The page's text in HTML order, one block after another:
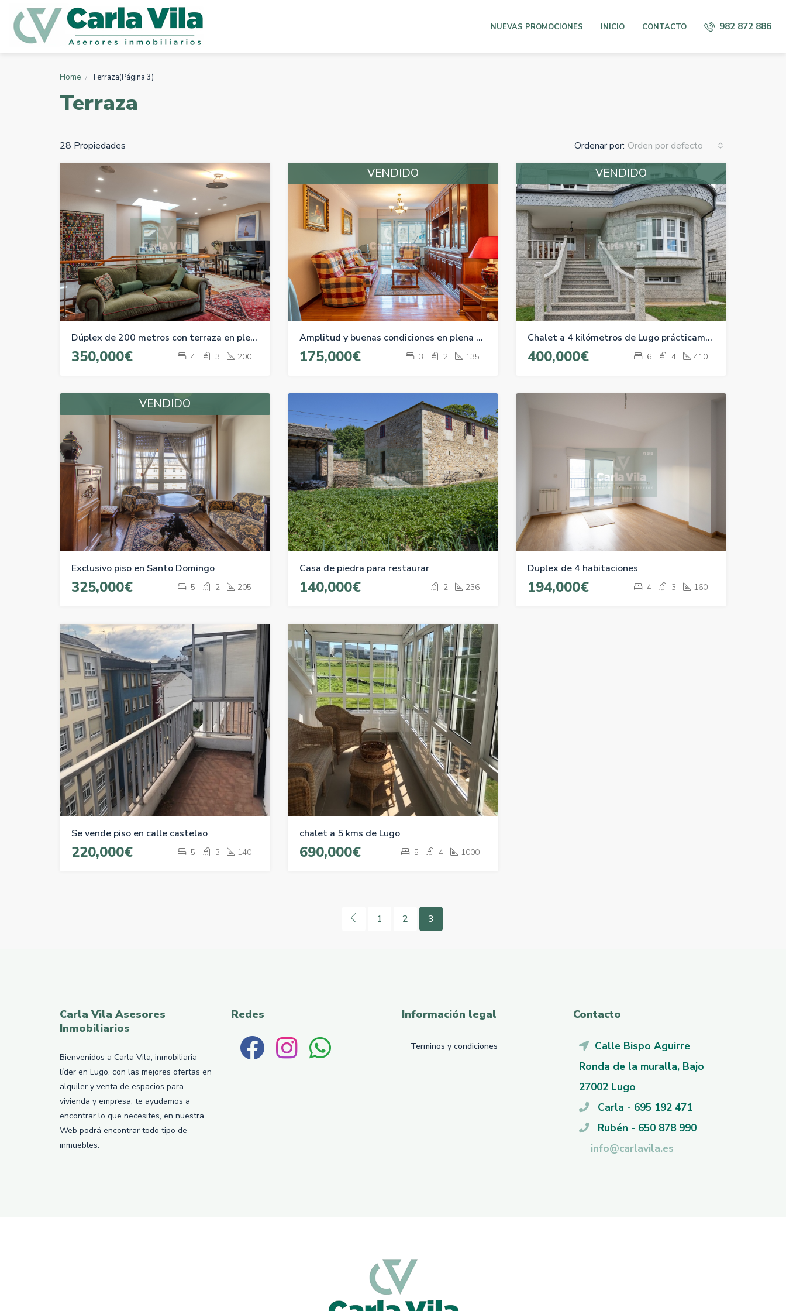
NUEVAS PROMOCIONES INICIO CONTACTO 982 872 886
Home Terraza(Página 3)
Terraza
28 Propiedades Ordenar por: Orden por defecto
Dúplex de 200 metros con terraza en plena Zona Centro
350,000€ 4 3 200
VENDIDO
Amplitud y buenas condiciones en plena Plaza Fonte do Rei
175,000€ 3 2 135
VENDIDO
Chalet a 4 kilómetros de Lugo prácticamente a estrenar.
400,000€ 6 4 410
VENDIDO
Exclusivo piso en Santo Domingo
325,000€ 5 2 205
Casa de piedra para restaurar
140,000€ 2 236
Duplex de 4 habitaciones
194,000€ 4 3 160
Se vende piso en calle castelao
220,000€ 5 3 140
chalet a 5 kms de Lugo
690,000€ 5 4 1000
1 2 3
Carla Vila Asesores
Inmobiliarios
Bienvenidos a Carla Vila, inmobiliaria
líder en Lugo, con las mejores ofertas en
alquiler y venta de espacios para
vivienda y empresa, te ayudamos a
encontrar lo que necesites, en nuestra
Web podrá encontrar todo tipo de
inmuebles.
Redes Información legal
Terminos y condiciones
Contacto
Calle Bispo Aguirre
Ronda de la muralla, Bajo
27002 Lugo
Carla - 695 192 471
Rubén - 650 878 990
info@carlavila.es